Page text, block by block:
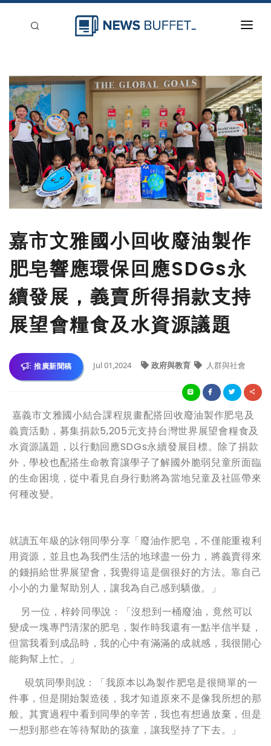
新聞稿分類
登入
刊登
嘉市文雅國小回收廢油製作
肥皂響應環保回應SDGs永
續發展，義賣所得捐款支持
展望會糧食及水資源議題
推廣新聞稿 Jul 01,2024 政府與教育 人群與社會
嘉義市文雅國小結合課程規畫配搭回收廢油製作肥皂及
義賣活動，募集捐款5,205元支持台灣世界展望會糧食及
水資源議題，以行動回應SDGs永續發展目標。除了捐款
外，學校也配搭生命教育讓學子了解國外脆弱兒童所面臨
的生命困境，從中看見自身行動將為當地兒童及社區帶來
何種改變。
就讀五年級的詠翎同學分享「廢油作肥皂，不僅能重複利
用資源，並且也為我們生活的地球盡一份力，將義賣得來
的錢捐給世界展望會，我覺得這是個很好的方法。靠自己
小小的力量幫助別人，讓我為自己感到驕傲。」
另一位，梓鈴同學說：「沒想到一桶廢油，竟然可以
變成一塊專門清潔的肥皂，製作時我還有一點半信半疑，
但當我看到成品時，我的心中有滿滿的成就感，我很開心
能夠幫上忙。」
硯筑同學則說：「我原本以為製作肥皂是很簡單的一
件事，但是開始製造後，我才知道原來不是像我所想的那
般。其實過程中看到同學的辛苦，我也有想過放棄，但是
一想到那些在等待幫助的孩童，讓我堅持了下去。」